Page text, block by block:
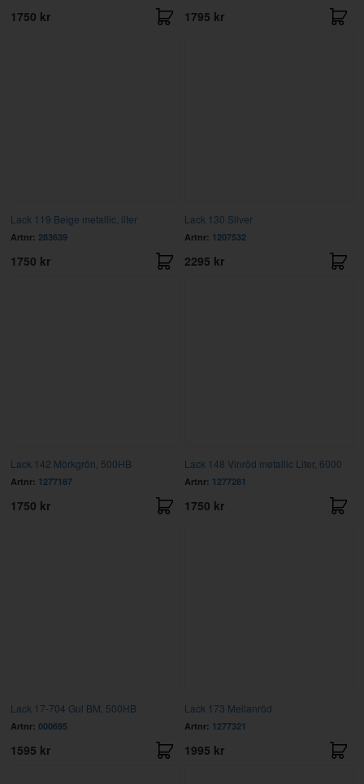
1750 kr 1795 kr
Lack 119 Beige metallic, liter
Artnr: 283639
1750 kr
Lack 130 Silver
Artnr: 1207532
2295 kr
Lack 142 Mörkgrön, 500HB
Artnr: 1277187
1750 kr
Lack 148 Vinröd metallic Liter, 6000
Artnr: 1277281
1750 kr
Lack 17-704 Gul BM, 500HB
Artnr: 000695
1595 kr
Lack 173 Mellanröd
Artnr: 1277321
1995 kr